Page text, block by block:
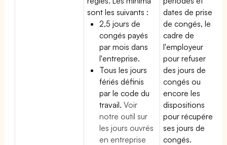
sont les suivants :
2,5 jours de
congés payés
par mois dans
l'entreprise.
Tous les jours
fériés définis
par le code du
travail.Voir
notre outil sur
les jours ouvrés
en entreprise
dates de prise
de congés, le
cadre de
l'employeur
pour refuser
des jours de
congés ou
encore les
dispositions
pour récupérer
ses jours de
congés.